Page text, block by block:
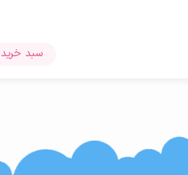
سبد خرید